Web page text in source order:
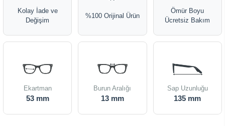
Kolay İade ve
Değişim
%100 Orijinal Ürün
Ömür Boyu
Ücretsiz Bakım
Ekartman
53 mm
Burun Aralığı
13 mm
Sap Uzunluğu
135 mm